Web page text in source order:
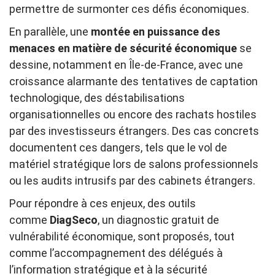
permettre de surmonter ces défis économiques.
En parallèle, une montée en puissance des
menaces en matière de sécurité économique se
dessine, notamment en Île-de-France, avec une
croissance alarmante des tentatives de captation
technologique, des déstabilisations
organisationnelles ou encore des rachats hostiles
par des investisseurs étrangers. Des cas concrets
documentent ces dangers, tels que le vol de
matériel stratégique lors de salons professionnels
ou les audits intrusifs par des cabinets étrangers.
Pour répondre à ces enjeux, des outils
comme DiagSeco, un diagnostic gratuit de
vulnérabilité économique, sont proposés, tout
comme l’accompagnement des délégués à
l’information stratégique et à la sécurité